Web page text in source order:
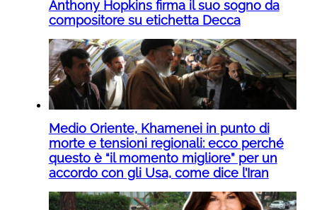
Anthony Hopkins firma il suo sogno da
compositore su etichetta Decca
Medio Oriente, Khamenei in punto di
morte e tensioni regionali: ecco perché
questo è “il momento migliore” per un
accordo con gli Usa, come dice l’Iran